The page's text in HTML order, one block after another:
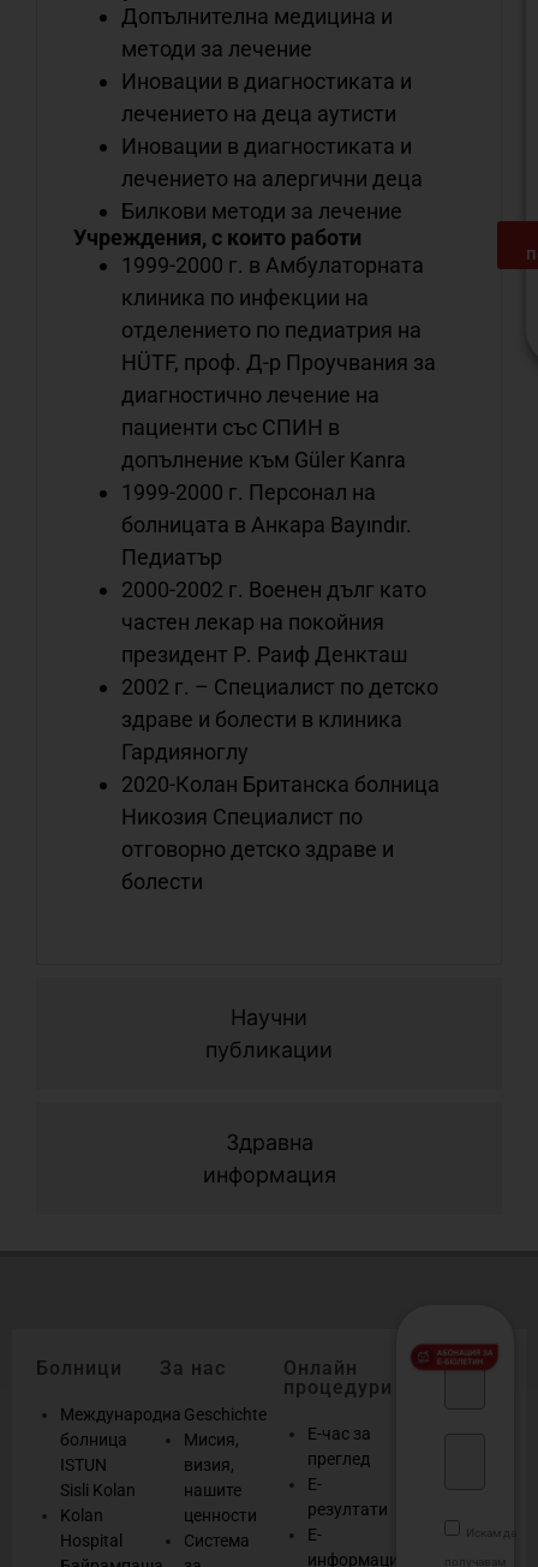
Научни
публикации
Здравна
информация
Допълнителна медицина и
методи за лечение
Иновации в диагностиката и
лечението на деца аутисти
Иновации в диагностиката и
лечението на алергични деца
Билкови методи за лечение
Учреждения, с които работи
1999-2000 г. в Амбулаторната
клиника по инфекции на
отделението по педиатрия на
HÜTF, проф. Д-р Проучвания за
диагностично лечение на
пациенти със СПИН в
допълнение към Güler Kanra
1999-2000 г. Персонал на
болницата в Анкара Bayındır.
Педиатър
2000-2002 г. Военен дълг като
частен лекар на покойния
президент Р. Раиф Денкташ
2002 г. – Специалист по детско
здраве и болести в клиника
Гардияноглу
2020-Колан Британска болница
Никозия Специалист по
отговорно детско здраве и
болести
Болници
Международна
болница
ISTUN
Sisli Kolan
Kolan
Hospital
За нас
Geschichte
Мисия,
визия,
нашите
ценности
Система
Онлайн
процедури
Е-час за
преглед
Е-
резултати
Е-
информация
Искам да
получавам